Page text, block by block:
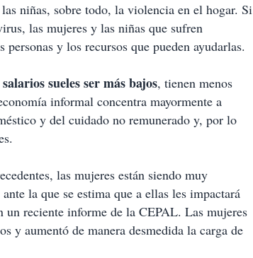
niñas, sobre todo, la violencia en el hogar. Si
las mujeres y las niñas que sufren
y los recursos que pueden ayudarlas.
sueles ser más bajos, tienen menos
informal concentra mayormente a
y del cuidado no remunerado y, por lo
las mujeres están siendo muy
la que se estima que a ellas les impactará
un reciente informe de la CEPAL. Las mujeres
y aumentó de manera desmedida la carga de